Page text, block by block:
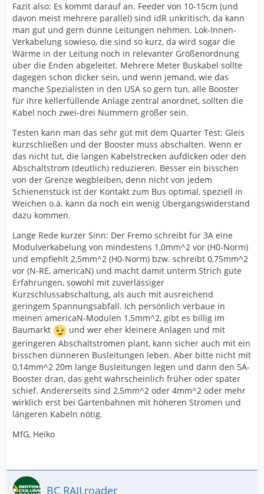
Fazit also: Es kommt darauf an. Feeder von 10-15cm (und
davon meist mehrere parallel) sind idR unkritisch, da kann
man gut und gern dünne Leitungen nehmen. Lok-Innen-
Verkabelung sowieso, die sind so kurz, da wird sogar die
Wärme in der Leitung noch in relevanter Größenordnung
über die Enden abgeleitet. Mehrere Meter Buskabel sollte
dagegen schon dicker sein, und wenn jemand, wie das
manche Spezialisten in den USA so gern tun, alle Booster
für ihre kellerfüllende Anlage zentral anordnet, sollten die
Kabel noch zwei-drei Nummern größer sein.
Testen kann man das sehr gut mit dem Quarter Test: Gleis
kurzschließen und der Booster muss abschalten. Wenn er
das nicht tut, die langen Kabelstrecken aufdicken oder den
Abschaltstrom (deutlich) reduzieren. Besser ein bisschen
von der Grenze wegbleiben, denn nicht von jedem
Schienenstück ist der Kontakt zum Bus optimal, speziell in
Weichen o.ä. kann da noch ein wenig Übergangswiderstand
dazu kommen.
Lange Rede kurzer Sinn: Der Fremo schreibt für 3A eine
Modulverkabelung von mindestens 1,0mm^2 vor (H0-Norm)
und empfiehlt 2,5mm^2 (H0-Norm) bzw. schreibt 0,75mm^2
vor (N-RE, americaN) und macht damit unterm Strich gute
Erfahrungen, sowohl mit zuverlässiger
Kurzschlussabschaltung, als auch mit ausreichend
geringem Spannungsabfall. Ich persönlich verbaue in
meinen americaN-Modulen 1,5mm^2, gibt es billig im
Baumarkt
und wer eher kleinere Anlagen und mit
geringeren Abschaltströmen plant, kann sicher auch mit ein
bisschen dünneren Busleitungen leben. Aber bitte nicht mit
0,14mm^2 20m lange Busleitungen legen und dann den 5A-
Booster dran, das geht wahrscheinlich früher oder später
schief. Andererseits sind 2,5mm^2 oder 4mm^2 oder mehr
wirklich erst bei Gartenbahnen mit höheren Strömen und
längeren Kabeln nötig.
MfG, Heiko
BC RAILroader